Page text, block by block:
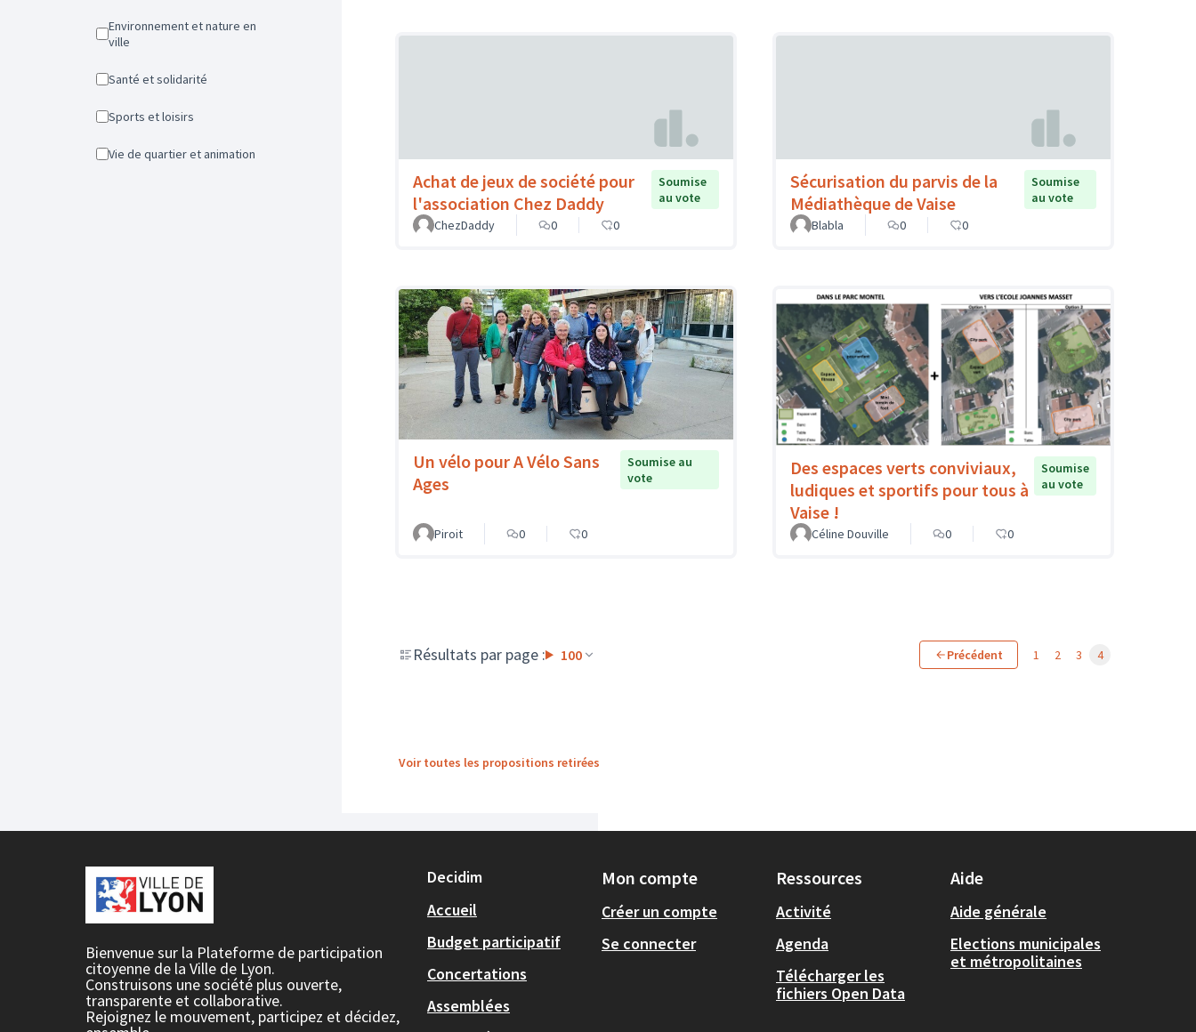
Environnement et nature en
ville
Santé et solidarité
Sports et loisirs
Vie de quartier et animation
Achat de jeux de société pour
l'association Chez Daddy
Soumise
au vote
ChezDaddy
0 0
Sécurisation du parvis de la
Médiathèque de Vaise
Soumise
au vote
Blabla
0 0
Un vélo pour A Vélo Sans
Ages
Soumise au
vote
Piroit 0 0
Des espaces verts conviviaux,
ludiques et sportifs pour tous à
Vaise !
Soumise
au vote
Céline Douville 0 0
Résultats par page : 100 Précédent 1 2 3 4
Voir toutes les propositions retirées
Bienvenue sur la Plateforme de participation
citoyenne de la Ville de Lyon.
Construisons une société plus ouverte,
transparente et collaborative.
Rejoignez le mouvement, participez et décidez,
Decidim
Accueil
Budget participatif
Concertations
Assemblées
Mon compte
Créer un compte
Se connecter
Ressources
Activité
Agenda
Télécharger les
fichiers Open Data
Aide
Aide générale
Elections municipales
et métropolitaines